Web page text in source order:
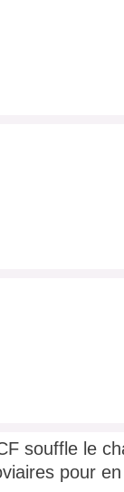
souffle le
pour